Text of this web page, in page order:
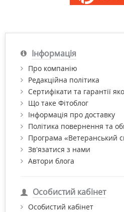
Інформація
Про компанію
Редакційна політика
Сертифікати та гарантії
Що таке Фітоблог
Інформація про доставку
Політика повернення та
Програма «Ветеранський
Зв’язатися з нами
Автори блога
Особистий кабінет
Особистий кабінет